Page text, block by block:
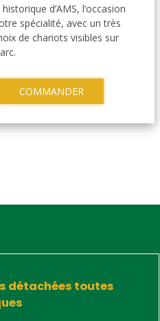
d’AMS, l’occasion
spécialité, avec un très
de chariots visibles sur
COMMANDER
détachées toutes